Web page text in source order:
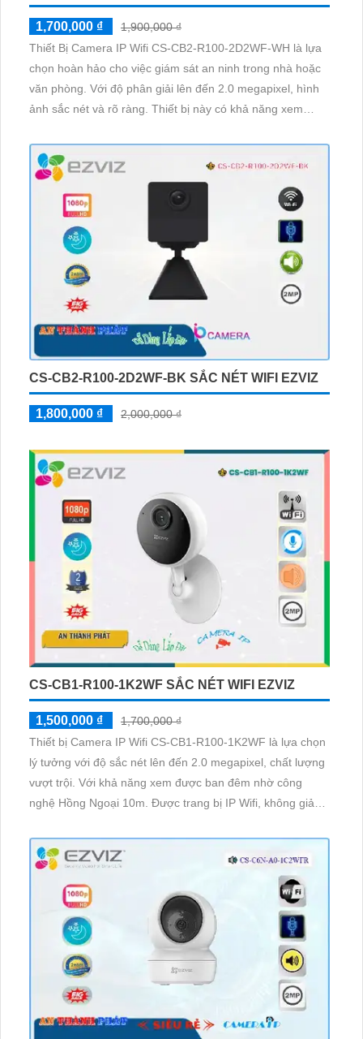
1,700,000 ₫
1,900,000 ₫
Thiết Bị Camera IP Wifi CS-CB2-R100-2D2WF-WH là lựa
chọn hoàn hảo cho việc giám sát an ninh trong nhà hoặc
văn phòng. Với độ phân giải lên đến 2.0 megapixel, hình
ảnh sắc nét và rõ ràng. Thiết bị này có khả năng xem
CS-CB2-R100-2D2WF-BK SẮC NÉT WIFI EZVIZ
1,800,000 ₫ 2,000,000 ₫
CS-CB1-R100-1K2WF SẮC NÉT WIFI EZVIZ
1,500,000 ₫
1,700,000 ₫
Thiết bị Camera IP Wifi CS-CB1-R100-1K2WF là lựa chọn
lý tưởng với độ sắc nét lên đến 2.0 megapixel, chất lượng
vượt trội. Với khả năng xem được ban đêm nhờ công
nghệ Hồng Ngoại 10m. Được trang bị IP Wifi, không giảm